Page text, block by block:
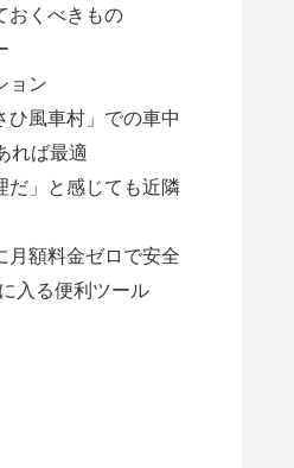
おくべきもの
ョン
ひ風車村」での車中
れば最適
だ」と感じても近隣
月額料金ゼロで安全
入る便利ツール